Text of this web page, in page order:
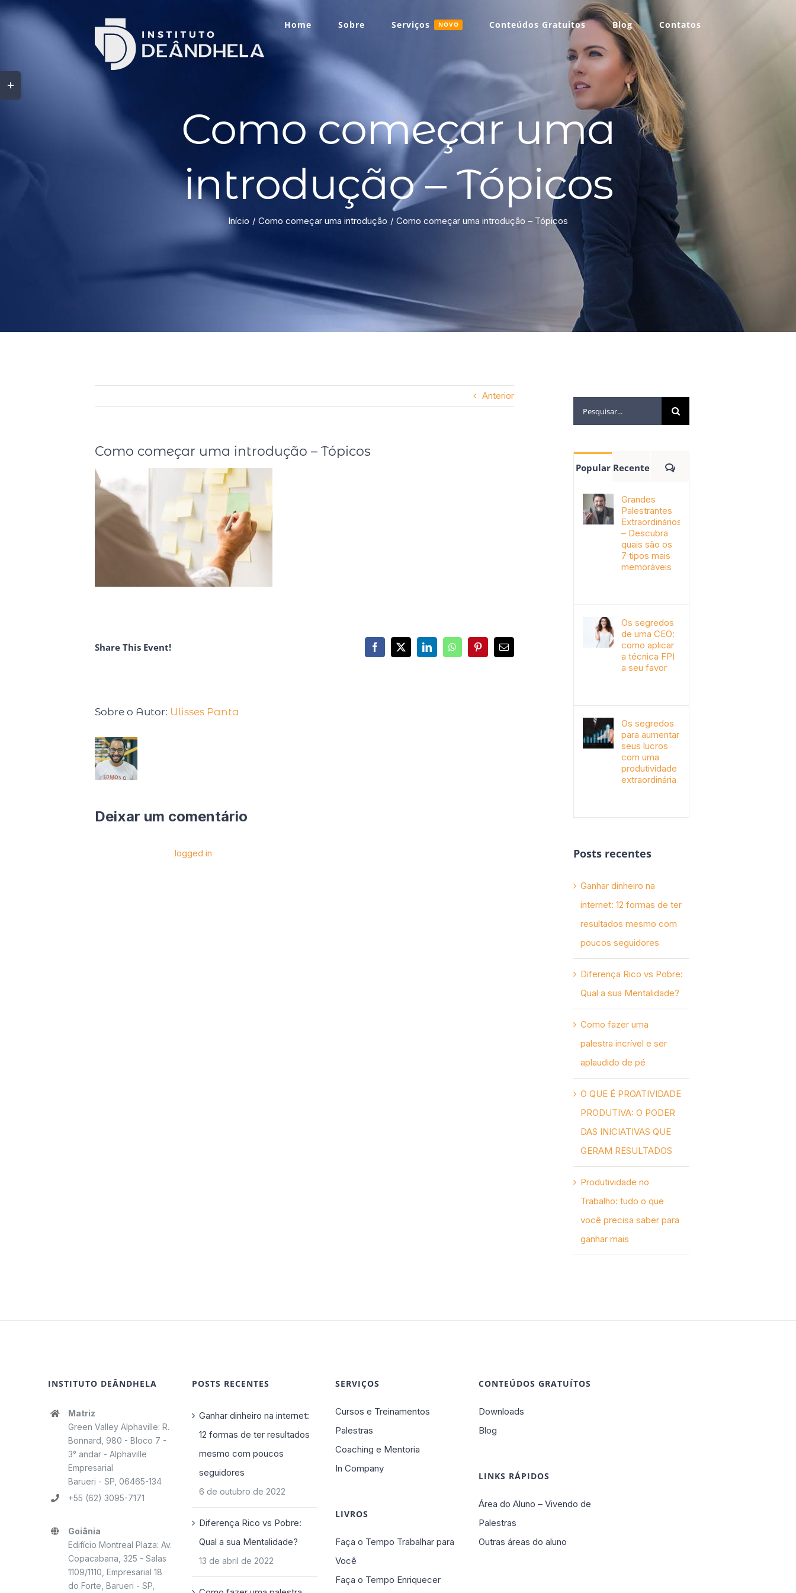
Home Sobre Serviços NOVO Conteúdos Gratuitos Blog Contatos
Como começar uma
introdução – Tópicos
Início Como começar uma introdução Como começar uma introdução – Tópicos
Anterior
Como começar uma introdução – Tópicos
Share This Event!
Sobre o Autor: Ulisses Panta
Deixar um comentário
logged in
Popular Recente
Grandes
Palestrantes
Extraordinários
– Descubra
quais são os
7 tipos mais
memoráveis
Os segredos
de uma CEO:
como aplicar
a técnica FPI
a seu favor
Os segredos
para aumentar
seus lucros
com uma
produtividade
extraordinária
Posts recentes
Ganhar dinheiro na
internet: 12 formas de ter
resultados mesmo com
poucos seguidores
Diferença Rico vs Pobre:
Qual a sua Mentalidade?
Como fazer uma
palestra incrível e ser
aplaudido de pé
O QUE É PROATIVIDADE
PRODUTIVA: O PODER
DAS INICIATIVAS QUE
GERAM RESULTADOS
Produtividade no
Trabalho: tudo o que
você precisa saber para
ganhar mais
INSTITUTO DEÂNDHELA
Matriz
Green Valley Alphaville: R.
Bonnard, 980 - Bloco 7 -
3° andar - Alphaville
Empresarial
Barueri - SP, 06465-134
+55 (62) 3095-7171
Goiânia
Edifício Montreal Plaza: Av.
Copacabana, 325 - Salas
1109/1110, Empresarial 18
do Forte, Barueri - SP,
POSTS RECENTES
Ganhar dinheiro na internet:
12 formas de ter resultados
mesmo com poucos
seguidores
6 de outubro de 2022
Diferença Rico vs Pobre:
Qual a sua Mentalidade?
13 de abril de 2022
SERVIÇOS
Cursos e Treinamentos
Palestras
Coaching e Mentoria
In Company
LIVROS
Faça o Tempo Trabalhar para
Você
Faça o Tempo Enriquecer
CONTEÚDOS GRATUÍTOS
Downloads
Blog
LINKS RÁPIDOS
Área do Aluno – Vivendo de
Palestras
Outras áreas do aluno